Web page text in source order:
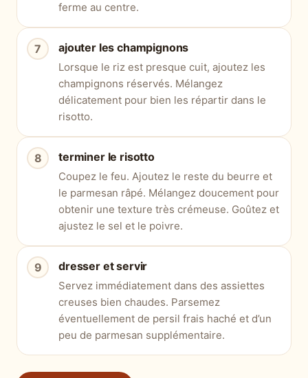
ferme au centre.
ajouter les champignons
Lorsque le riz est presque cuit, ajoutez les
champignons réservés. Mélangez
délicatement pour bien les répartir dans le
risotto.
terminer le risotto
Coupez le feu. Ajoutez le reste du beurre et
le parmesan râpé. Mélangez doucement pour
obtenir une texture très crémeuse. Goûtez et
ajustez le sel et le poivre.
dresser et servir
Servez immédiatement dans des assiettes
creuses bien chaudes. Parsemez
éventuellement de persil frais haché et d’un
peu de parmesan supplémentaire.